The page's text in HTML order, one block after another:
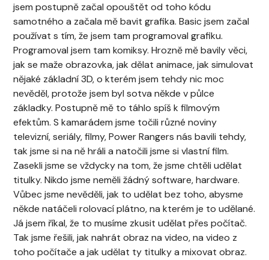
jsem postupně začal opouštět od toho kódu
samotného a začala mě bavit grafika. Basic jsem začal
používat s tím, že jsem tam programoval grafiku.
Programoval jsem tam komiksy. Hrozně mě bavily věci,
jak se maže obrazovka, jak dělat animace, jak simulovat
nějaké základní 3D, o kterém jsem tehdy nic moc
nevěděl, protože jsem byl sotva někde v půlce
základky. Postupně mě to táhlo spíš k filmovým
efektům. S kamarádem jsme točili různé noviny
televizní, seriály, filmy, Power Rangers nás bavili tehdy,
tak jsme si na ně hráli a natočili jsme si vlastní film.
Zasekli jsme se vždycky na tom, že jsme chtěli udělat
titulky. Nikdo jsme neměli žádný software, hardware.
Vůbec jsme nevěděli, jak to udělat bez toho, abysme
někde natáčeli rolovací plátno, na kterém je to udělané.
Já jsem říkal, že to musíme zkusit udělat přes počítač.
Tak jsme řešili, jak nahrát obraz na video, na video z
toho počítače a jak udělat ty titulky a mixovat obraz.